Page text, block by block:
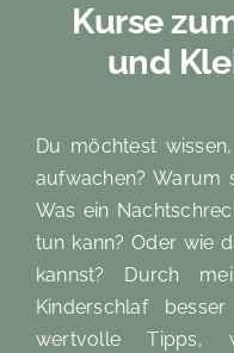
Kurse
und
Du möchtest
aufwachen? Warum
Was ein
tun kann? Oder wie
kannst? Durch
Kinderschlaf
wertvolle